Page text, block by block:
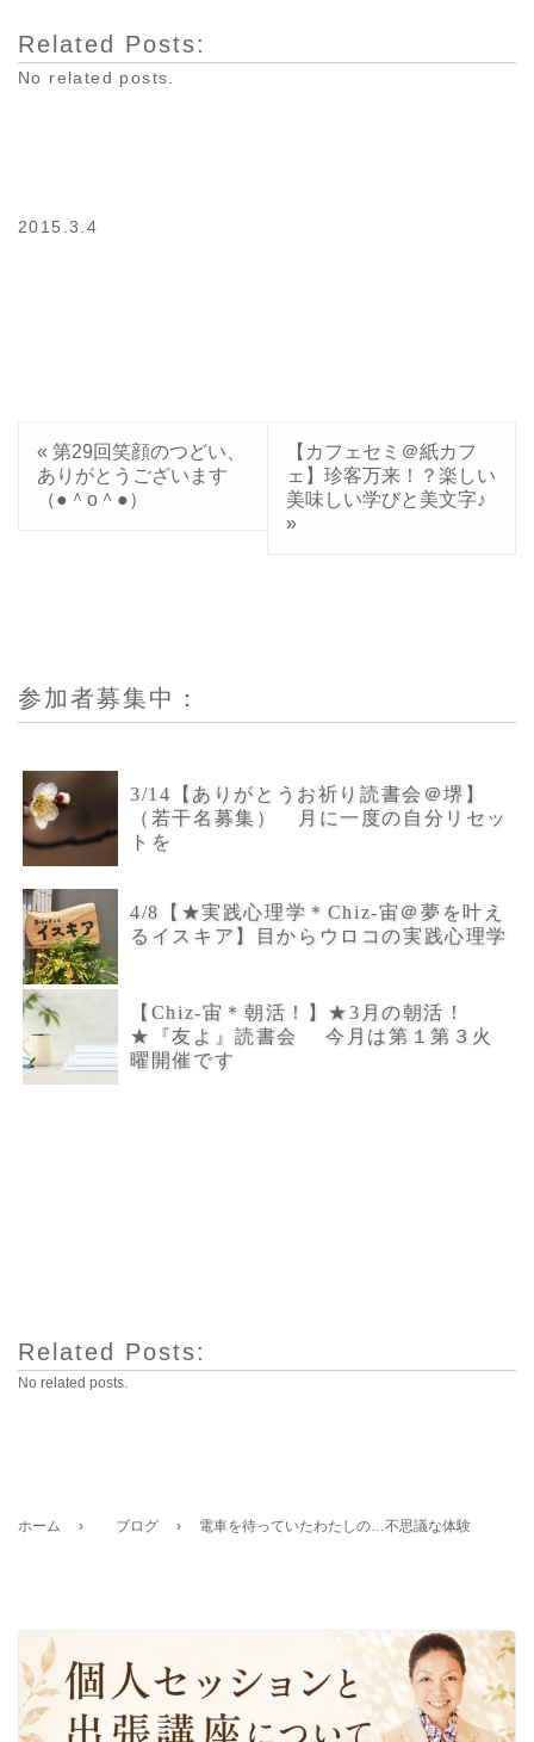
Related Posts:
No related posts.
2015.3.4
« 第29回笑顔のつどい、
ありがとうございます
（●＾o＾●）
【カフェセミ＠紙カフ
ェ】珍客万来！？楽しい
美味しい学びと美文字♪
»
参加者募集中：
3/14【ありがとうお祈り読書会＠堺】
（若干名募集） 月に一度の自分リセッ
トを
4/8【★実践心理学＊Chiz-宙＠夢を叶え
るイスキア】目からウロコの実践心理学
【Chiz-宙＊朝活！】★3月の朝活！
★『友よ』読書会 今月は第１第３火
曜開催です
Related Posts:
No related posts.
ホーム › ブログ › 電車を待っていたわたしの…不思議な体験